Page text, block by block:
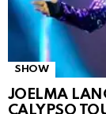
SHOW
JOELMA
CALYPSO